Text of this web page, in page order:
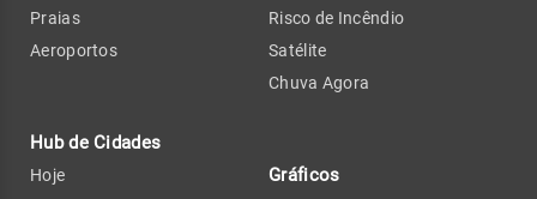
Praias
Aeroportos
Hub de Cidades
Hoje
Risco de Incêndio
Satélite
Chuva Agora
Gráficos